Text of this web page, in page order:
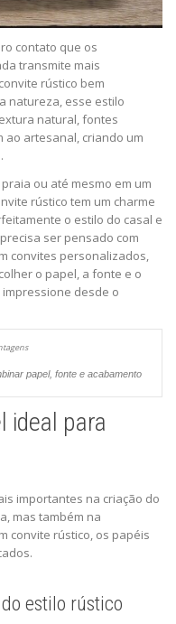
contato que os
transmite mais
rústico bem
natureza, esse estilo
natural, fontes
ao artesanal, criando um
ou até mesmo em um
rústico tem um charme
o estilo do casal e
ser pensado com
convites personalizados,
o papel, a fonte e o
desde o
papel, fonte e acabamento
ideal para
importantes na criação do
mas também na
convite rústico, os papéis
estilo rústico